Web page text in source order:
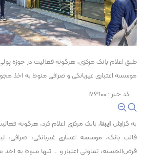
طبق اعلام بانک مرکزی، هرگونه فعالیت در حوزه
موسسه اعتباری غیربانکی و صرافی منوط به اخذ
کد خبر : ۱۷۶۹۰۰
به گزارش ایبنا، بانک مرکزی اعلام کرد، هرگونه
قالب بانک، موسسه اعتباری غیربانکی، صرافی،
قرض‌الحسنه، تعاونی اعتبار و … تنها منوط به اخذ